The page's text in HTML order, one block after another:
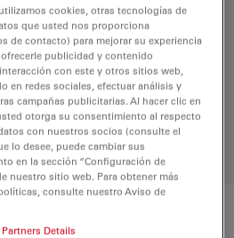
la solución ideal. Explore
Buscador de Objetivos,
alternativas y encuentre la
que mejor se adapte a sus
cookies, otras tecnologías de
que usted nos proporciona
de contacto) para mejorar su experiencia
publicidad y contenido
con este y otros sitios web,
en redes sociales, efectuar análisis y
campañas publicitarias. Al hacer clic en
otorga su consentimiento al respecto
con nuestros socios (consulte el
lo desee, puede cambiar sus
en la sección “Configuración de
nuestro sitio web. Para obtener más
consulte nuestro Aviso de
Details